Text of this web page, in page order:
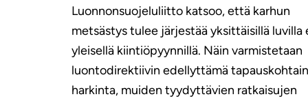
Luonnonsuojeluliitto katsoo, että karhun
metsästys tulee järjestää yksittäisillä luvilla
yleisellä kiintiöpyynnillä. Näin varmistetaan
luontodirektiivin edellyttämä
harkinta, muiden tyydyttävien ratkaisujen